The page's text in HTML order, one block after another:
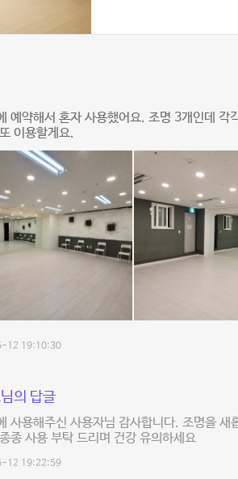
예약해서 혼자 사용했어요. 조명 3개인데
이용할게요.
12 19:10:30
의 답글
사용해주신 사용자님 감사합니다. 조명을
종 사용 부탁 드리며 건강 유의하세요
12 19:22:59